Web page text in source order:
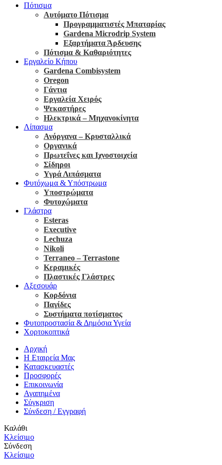
Πότισμα
Αυτόματο Πότισμα
Προγραμματιστές Μπαταρίας
Gardena Microdrip System
Εξαρτήματα Άρδευσης
Πότισμα & Καθαριότητες
Εργαλείο Κήπου
Gardena Combisystem
Oregon
Γάντια
Εργαλεία Χειρός
Ψεκαστήρες
Ηλεκτρικά – Μηχανοκίνητα
Λίπασμα
Ανόργανα – Κρυσταλλικά
Οργανικά
Πρωτεΐνες και Ιχνοστοιχεία
Σίδηροι
Υγρά Λιπάσματα
Φυτόχωμα & Υπόστρωμα
Υποστρώματα
Φυτοχώματα
Γλάστρα
Esteras
Executive
Lechuza
Nikoli
Terraneo – Terrastone
Κεραμικές
Πλαστικές Γλάστρες
Αξεσουάρ
Κορδόνια
Παγίδες
Συστήματα ποτίσματος
Φυτοπροστασία & Δημόσια Υγεία
Χορτοκοπτικά
Αρχική
Η Εταιρεία Μας
Κατασκευαστές
Προσφορές
Επικοινωνία
Αγαπημένα
Σύγκριση
Σύνδεση / Εγγραφή
Καλάθι
Κλείσιμο
Σύνδεση
Κλείσιμο